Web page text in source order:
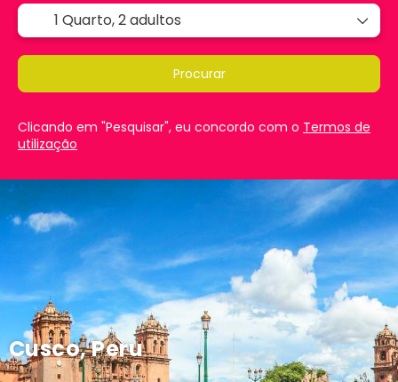
Cusco, Peru
1 Quarto,2 adultos
Procurar
Clicando em "Pesquisar", eu concordo com o Termos de
utilização